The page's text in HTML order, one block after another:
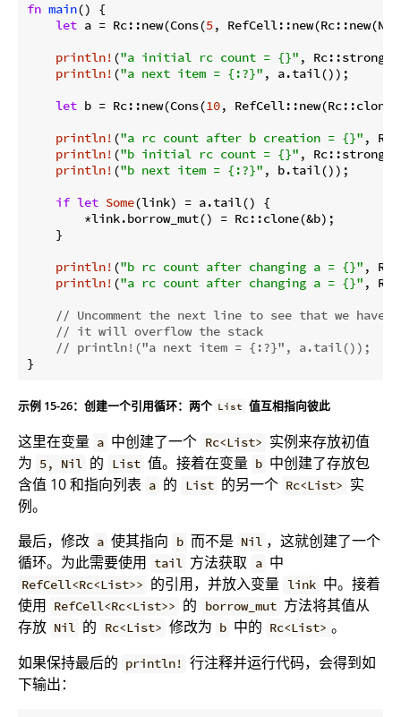
fn main() {
let a = Rc::new(Cons(5,
println! ("a initial rc count = {}" ,
println! ("a next item = {:?}" , a.tail());
let b = Rc::new(Cons(10,
println! ("a rc count after b creation = {}" ,
println! ("b initial rc count = {}" ,
println! ("b next item = {:?}" , b.tail());
if let Some(link) = a.tail() {
        *link.borrow_mut() = Rc::clone(&b);
    }
println! ("b rc count after changing a = {}" ,
println! ("a rc count after changing a = {}" ,
// Uncomment the next line to see that we have
// it will overflow the stack
// println!("a next item = {:?}", a.tail());
}
示例 15-26：创建一个引用循环：两个 List 值互相指向彼此
这里在变量 a 中创建了一个 Rc<List> 实例来存放初值
为 5, Nil 的 List 值。接着在变量 b 中创建了存放包
含值 10 和指向列表 a 的 List 的另一个 Rc<List> 实
例。
最后，修改 a 使其指向 b 而不是 Nil ，这就创建了一个
循环。为此需要使用 tail 方法获取 a 中
RefCell<Rc<List>> 的引用，并放入变量 link 中。接着
使用 RefCell<Rc<List>> 的 borrow_mut 方法将其值从
存放 Nil 的 Rc<List> 修改为 b 中的 Rc<List> 。
如果保持最后的 println! 行注释并运行代码，会得到如
下输出：